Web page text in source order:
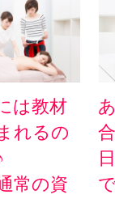
は教材
れるの
常の資